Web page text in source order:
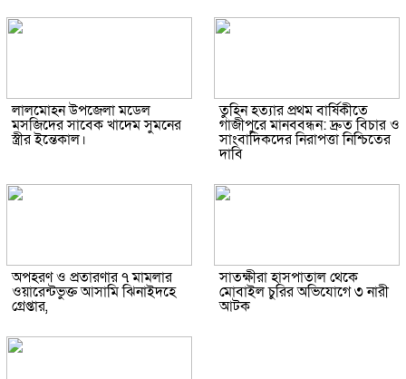
লালমোহন উপজেলা মডেল
মসজিদের সাবেক খাদেম সুমনের
স্ত্রীর ইন্তেকাল।
তুহিন হত্যার প্রথম বার্ষিকীতে
গাজীপুরে মানববন্ধন: দ্রুত বিচার ও
সাংবাদিকদের নিরাপত্তা নিশ্চিতের
দাবি
অপহরণ ও প্রতারণার ৭ মামলার
ওয়ারেন্টভুক্ত আসামি ঝিনাইদহে
গ্রেপ্তার,
সাতক্ষীরা হাসপাতাল থেকে
মোবাইল চুরির অভিযোগে ৩ নারী
আটক